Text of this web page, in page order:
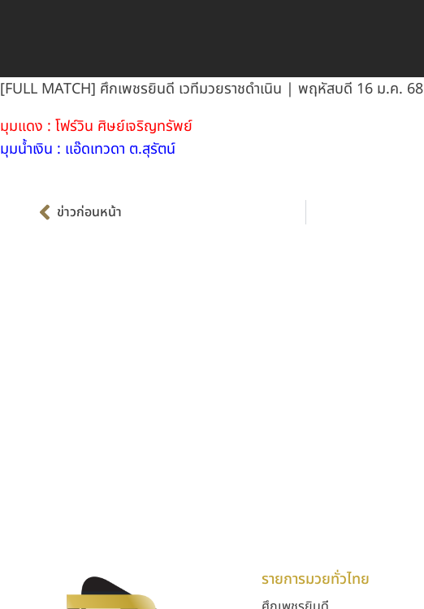
[FULL MATCH] ศึกเพชรยินดี เวทีมวยราชดำเนิน | พฤหัสบดี 16 ม.ค. 68
มุมแดง : โฟร์วิน ศิษย์เจริญทรัพย์
มุมน้ำเงิน : แอ๊ดเทวดา ต.สุรัตน์
ข่าวก่อนหน้า
รายการมวยทั่วไทย